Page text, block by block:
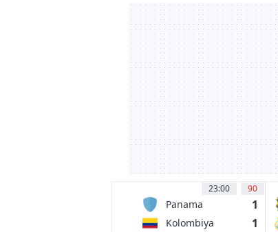
23:00 90
Panama 1
Kolombiya 1